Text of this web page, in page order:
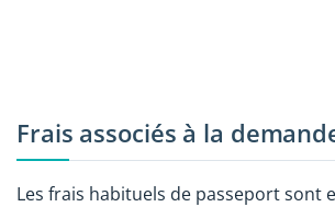
Frais associés à la
Les frais habituels de passeport sont